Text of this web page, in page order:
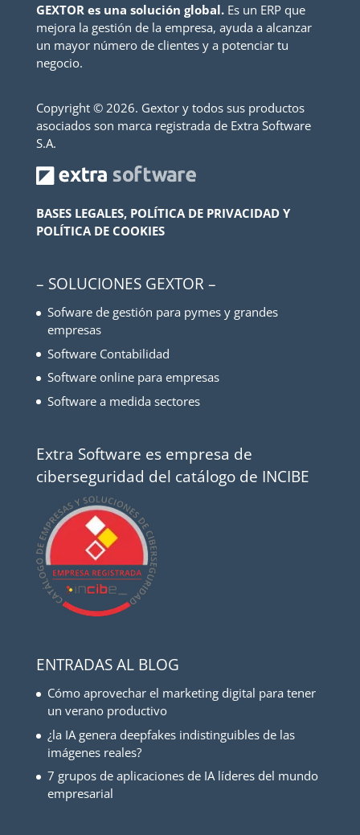
GEXTOR es una solución global.Es un ERP que
mejora la gestión de la empresa, ayuda a alcanzar
un mayor número de clientes y a potenciar tu
negocio.
Copyright © 2026. Gextor y todos sus productos
asociados son marca registrada de Extra Software
S.A.
BASES LEGALES, POLÍTICA DE PRIVACIDAD Y
POLÍTICA DE COOKIES
– SOLUCIONES GEXTOR –
Sofware de gestión para pymes y grandes
empresas
Software Contabilidad
Software online para empresas
Software a medida sectores
Extra Software es empresa de
ciberseguridad del catálogo de INCIBE
ENTRADAS AL BLOG
Cómo aprovechar el marketing digital para tener
un verano productivo
¿la IA genera deepfakes indistinguibles de las
imágenes reales?
7 grupos de aplicaciones de IA líderes del mundo
empresarial